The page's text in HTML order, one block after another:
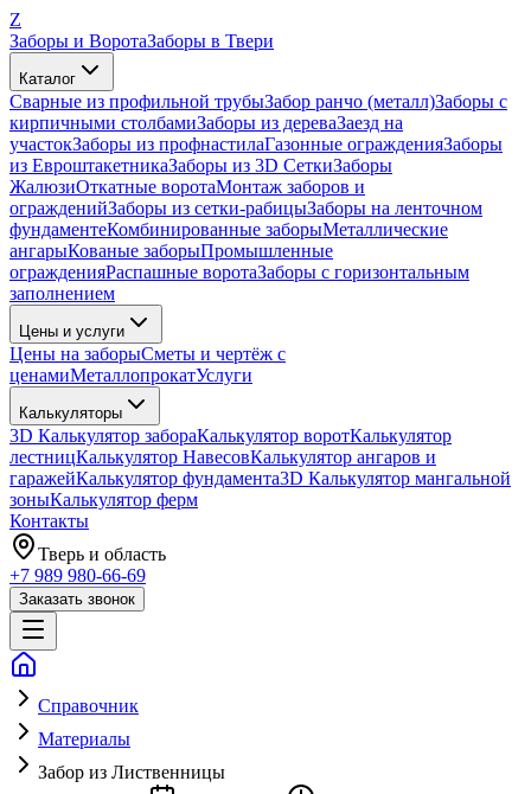
Z
Заборы и ВоротаЗаборы в Твери
Каталог
Сварные из профильной трубыЗабор ранчо (металл)Заборы с
кирпичными столбамиЗаборы из дереваЗаезд на
участокЗаборы из профнастилаГазонные огражденияЗаборы
из ЕвроштакетникаЗаборы из 3D СеткиЗаборы
ЖалюзиОткатные воротаМонтаж заборов и
огражденийЗаборы из сетки-рабицыЗаборы на ленточном
фундаментеКомбинированные заборыМеталлические
ангарыКованые заборыПромышленные
огражденияРаспашные воротаЗаборы с горизонтальным
заполнением
Цены и услуги
Цены на заборыСметы и чертёж с
ценамиМеталлопрокатУслуги
Калькуляторы
3D Калькулятор забораКалькулятор воротКалькулятор
лестницКалькулятор НавесовКалькулятор ангаров и
гаражейКалькулятор фундамента3D Калькулятор мангальной
зоныКалькулятор ферм
Контакты
Тверь и область
+7 989 980-66-69
Заказать звонок
Справочник
Материалы
Забор из Лиственницы